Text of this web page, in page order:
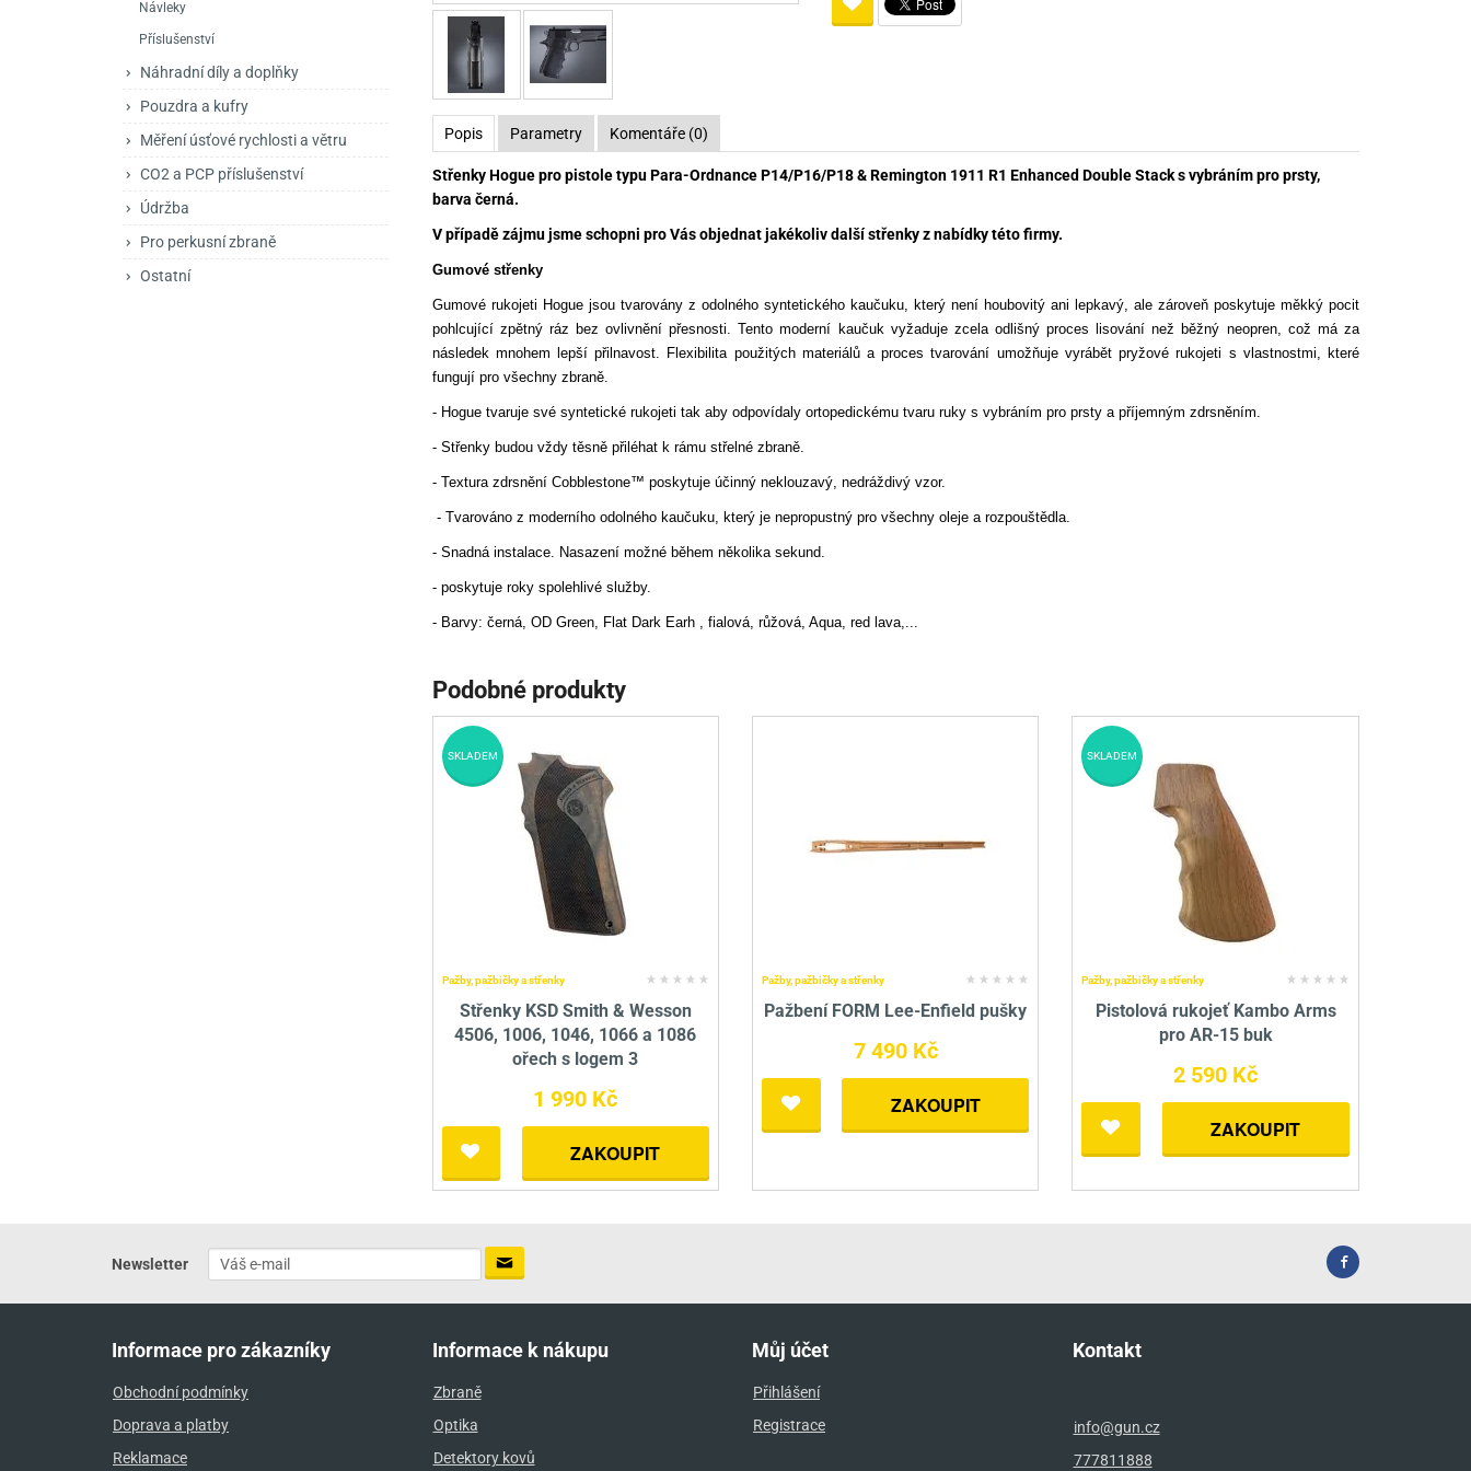
Zásobníky
Příslušenství pro zbraně na ZP
Brokovnice opakovací
Brokovnice samonabíjecí
Pistole samonabíjecí
Zavírací nože
Kuchyňské nože
Příslušenství pro nože
Luky
Kuše
Obranné spreje
Pro lištu weaver a picatinny
Adaptéry
Pro lištu 15 - 17 mm
Náboje na ZP Pistolové a revolverové náboje
Malorážkové náboje
Ochranné prostředky
Návleky
Příslušenství
Náhradní díly a doplňky
Pouzdra a kufry
Měření úsťové rychlosti a větru
CO2 a PCP příslušenství
Údržba
Pro perkusní zbraně
Ostatní
Popis Parametry Komentáře (0)
Střenky Hogue pro pistole typu Para-Ordnance P14/P16/P18 & Remington 1911 R1 Enhanced Double Stack s vybráním pro prsty,
barva černá.
V případě zájmu jsme schopni pro Vás objednat jakékoliv další střenky z nabídky této firmy.
Gumové střenky
Gumové rukojeti Hogue jsou tvarovány z odolného syntetického kaučuku, který není houbovitý ani lepkavý, ale zároveň poskytuje měkký pocit
pohlcující zpětný ráz bez ovlivnění přesnosti. Tento moderní kaučuk vyžaduje zcela odlišný proces lisování než běžný neopren, což má za
následek mnohem lepší přilnavost. Flexibilita použitých materiálů a proces tvarování umožňuje vyrábět pryžové rukojeti s vlastnostmi, které
fungují pro všechny zbraně.
- Hogue tvaruje své syntetické rukojeti tak aby odpovídaly ortopedickému tvaru ruky s vybráním pro prsty a příjemným zdrsněním.
- Střenky budou vždy těsně přiléhat k rámu střelné zbraně.
- Textura zdrsnění Cobblestone™ poskytuje účinný neklouzavý, nedráždivý vzor.
- Tvarováno z moderního odolného kaučuku, který je nepropustný pro všechny oleje a rozpouštědla.
- Snadná instalace. Nasazení možné během několika sekund.
- poskytuje roky spolehlivé služby.
- Barvy: černá, OD Green, Flat Dark Earh , fialová, růžová, Aqua, red lava,...
Podobné produkty
Pažby, pažbičky a střenky
Střenky KSD Smith & Wesson
4506, 1006, 1046, 1066 a 1086
ořech s logem 3
1 990 Kč
ZAKOUPIT
SKLADEM
Pažby, pažbičky a střenky
Pažbení FORM Lee-Enfield pušky
7 490 Kč
ZAKOUPIT
Pažby, pažbičky a střenky
Pistolová rukojeť Kambo Arms
pro AR-15 buk
2 590 Kč
ZAKOUPIT
SKLADEM
Newsletter
Informace pro zákazníky
Obchodní podmínky
Doprava a platby
Reklamace
Informace k nákupu
Zbraně
Optika
Detektory kovů
Můj účet
Přihlášení
Registrace
Kontakt
info@gun.cz
777811888